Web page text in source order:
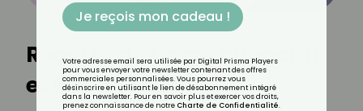
Recette de barre chocolat
et framboises
Je reçois mon cadeau !
Votre adresse email sera utilisée par Digital Prisma Players
pour vous envoyer votre newsletter contenant des offres
commerciales personnalisées. Vous pourrez vous
désinscrire en utilisant le lien de désabonnement intégré
dans la newsletter. Pour en savoir plus et exercer vos droits,
prenez connaissance de notre Charte de Confidentialité.